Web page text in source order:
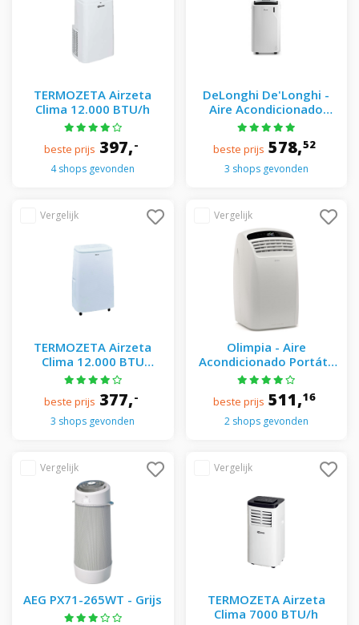
TERMOZETA Airzeta
Clima 12.000 BTU/h
beste prijs 397,-
4 shops gevonden
DeLonghi De'Longhi -
Aire Acondicionado
Portátil De' Longhi Con
2.150 Frig/h - PAC EM90
Blanco
beste prijs 578,52
3 shops gevonden
TERMOZETA Airzeta
Clima 12.000 BTU
Silence
beste prijs 377,-
3 shops gevonden
Olimpia - Aire
Acondicionado Portátil
Wifi Con 2.240 Frig/h -
Dolceclima Silent 10
Blanco
beste prijs 511,16
2 shops gevonden
AEG PX71-265WT - Grijs
TERMOZETA Airzeta
Clima 7000 BTU/h